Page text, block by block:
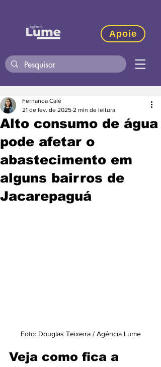
Apoie
Alto consumo de água
pode afetar o
abastecimento em
alguns bairros de
Jacarepaguá
Fernanda Calé
21 de fev. de 2025 2 min de leitura
Foto: Douglas Teixeira / Agência Lume
Veja como fica a